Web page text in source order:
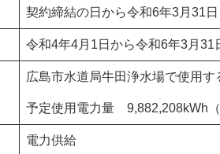
契約締結の日から令和6年3月31
令和4年4月1日から令和6年3月31
広島市水道局牛田浄水場で使用す
予定使用電力量 9,882,208kWh（
電力供給